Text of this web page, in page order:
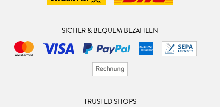
SICHER & BEQUEM BEZAHLEN
TRUSTED SHOPS